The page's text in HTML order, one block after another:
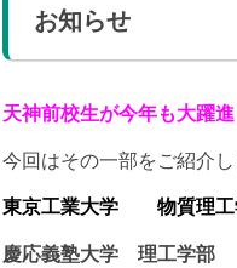
お知らせ
天神前校生が今年も大躍進
今回はその一部をご紹介
東京工業大学 物質理
慶応義塾大学 理工学部